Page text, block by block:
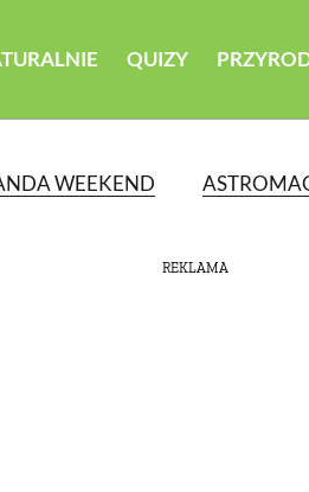
QUIZY
WEEKEND
REKLAMA